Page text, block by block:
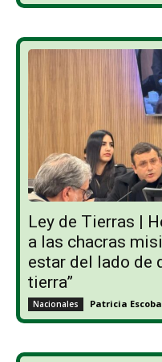
Ley de Tierras |
a las chacras
estar del lado de
tierra”
Nacionales Patricia